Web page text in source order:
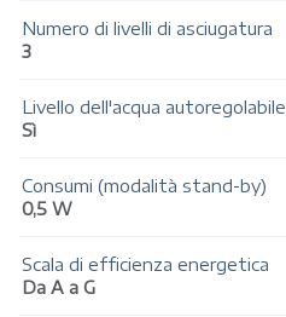
Numero di livelli di asciugatura
3
Livello dell'acqua autoregolabile
Sì
Consumi (modalità stand-by)
0,5 W
Scala di efficienza energetica
Da A a G